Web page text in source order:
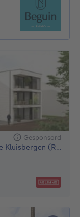
Gesponsord
Moderne appartementen in het groene Kluisbergen (Ruien)